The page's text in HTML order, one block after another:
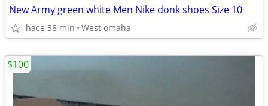
New Army green white Men Nike donk shoes Size 10
hace 38 min West omaha
$100